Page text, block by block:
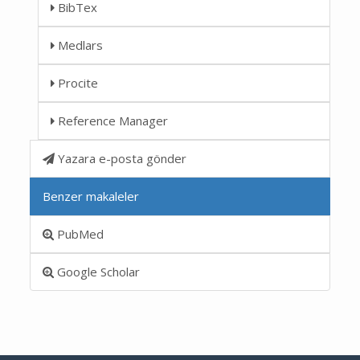
BibTex
Medlars
Procite
Reference Manager
Yazara e-posta gönder
Benzer makaleler
PubMed
Google Scholar